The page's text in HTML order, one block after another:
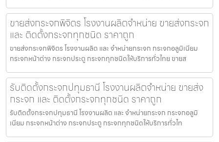
ขายส่งกระจกพิจิตร โรงงานผลิตจำหน่าย ขายส่งกระจก
และ ติดตั้งกระจกทุกชนิด ราคาถูก
ขายส่งกระจกพิจิตร โรงงานผลิต และ จำหน่ายกระจก กระจกอลูมิเนียม
กระจกหน้าต่าง กระจกประตู กระจกทุกชนิดให้บริการทั่วไทย ขายส
รับติดตั้งกระจกปทุมธานี โรงงานผลิตจำหน่าย ขายส่ง
กระจก และ ติดตั้งกระจกทุกชนิด ราคาถูก
รับติดตั้งกระจกปทุมธานี โรงงานผลิต และ จำหน่ายกระจก กระจกอลูมิ
เนียม กระจกหน้าต่าง กระจกประตู กระจกทุกชนิดให้บริการทั่วไท